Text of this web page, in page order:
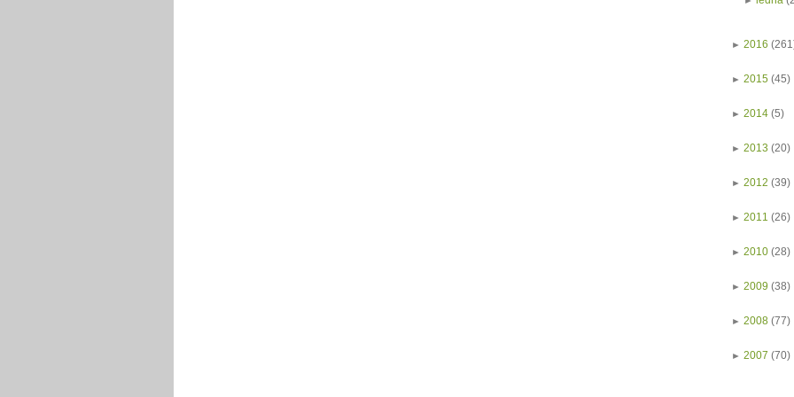
► 2016
► 2015 (45)
► 2014 (5)
► 2013 (20)
► 2012 (39)
► 2011 (26)
► 2010 (28)
► 2009 (38)
► 2008 (77)
► 2007 (70)